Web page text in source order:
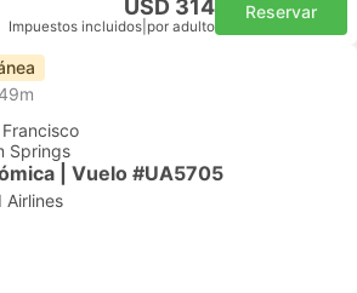
USD 314
Impuestos incluidos por adulto
Reservar
Springs
| Vuelo #UA5705
Airlines